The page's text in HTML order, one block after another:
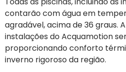
contarão com água em
agradável, acima de 36 graus.
instalações do Acquamotion
proporcionando conforto
inverno rigoroso da região.